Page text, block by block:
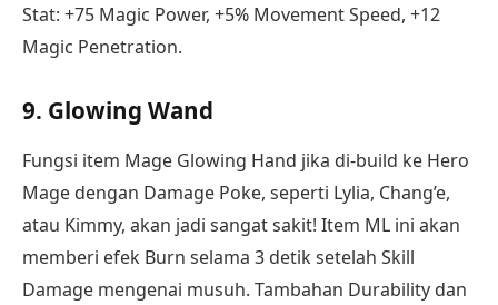
Stat: +75 Magic Power, +5% Movement Speed, +12
Magic Penetration.
9. Glowing Wand
Fungsi item Mage Glowing Hand jika di-build ke Hero
Mage dengan Damage Poke, seperti Lylia, Chang’e,
atau Kimmy, akan jadi sangat sakit! Item ML ini akan
memberi efek Burn selama 3 detik setelah Skill
Damage mengenai musuh. Tambahan Durability dan